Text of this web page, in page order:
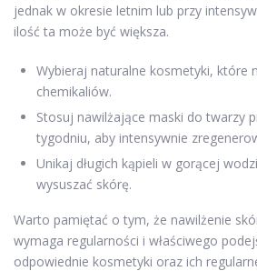
jednak w okresie letnim lub przy
ilość ta może być większa.
Wybieraj naturalne kosmetyki, które
chemikaliów.
Stosuj nawilżające maski do twarzy
tygodniu, aby intensywnie
Unikaj długich kąpieli w gorącej
wysuszać skórę.
Warto pamiętać o tym, że nawilżenie
wymaga regularności i właściwego
odpowiednie kosmetyki oraz ich